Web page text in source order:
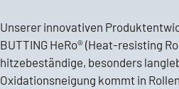
Unserer innovativen
BUTTING HeRo® (Heat-resisting
hitzebeständige, besonders
Oxidationsneigung kommt in